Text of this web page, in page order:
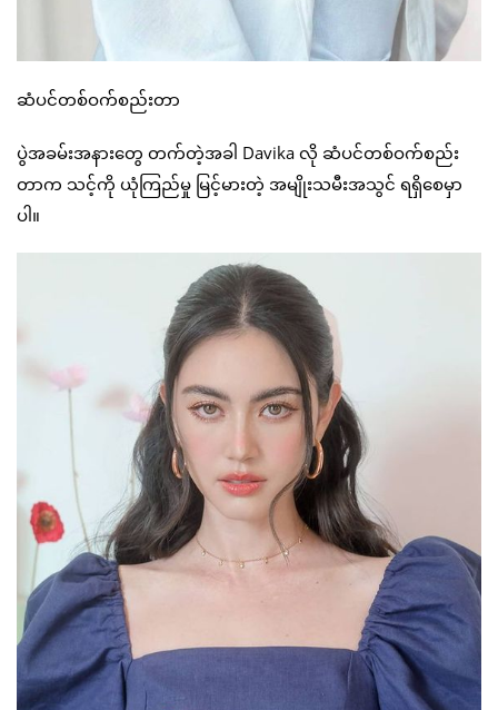
ဆံပင်တစ်ဝက်စည်းတာ
ပွဲအခမ်းအနားတွေ တက်တဲ့အခါ Davika လို ဆံပင်တစ်ဝက်စည်း
တာက သင့်ကို ယုံကြည်မှု မြင့်မားတဲ့ အမျိုးသမီးအသွင် ရရှိစေမှာ
ပါ။